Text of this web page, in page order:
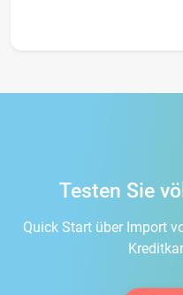
Testen Sie
Quick Start über Import